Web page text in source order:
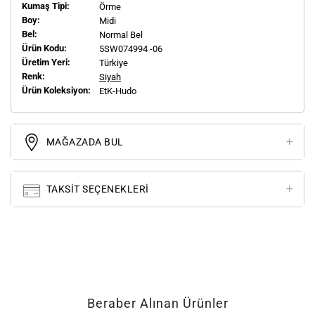
Kumaş Tipi:
Örme
Boy:
Midi
Bel:
Normal Bel
Ürün Kodu:
5SW074994 -06
Üretim Yeri:
Türkiye
Renk:
Siyah
Ürün Koleksiyon:
EtK-Hudo
MAĞAZADA BUL
TAKSIT SEÇENEKLERI
Beraber Alınan Ürünler